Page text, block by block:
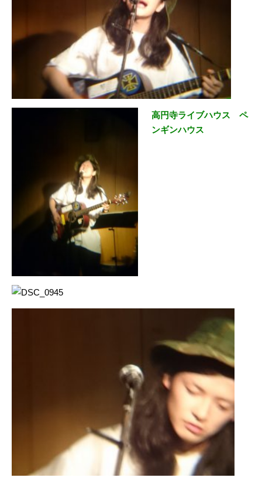
高円寺ライブハウス ペ
ンギンハウス